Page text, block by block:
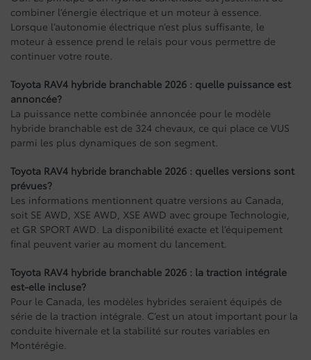
combiner l’énergie électrique et un moteur à essence.
Lorsque l’autonomie électrique n’est plus suffisante, le
moteur à essence prend le relais pour vous permettre de
continuer votre route.
Toyota RAV4 hybride branchable 2026 : quelle puissance est
annoncée?
La puissance nette combinée annoncée pour le modèle
hybride branchable est de 324 chevaux, ce qui place ce VUS
parmi les plus dynamiques de son segment.
Toyota RAV4 hybride branchable 2026 : quelles versions sont
prévues?
Les informations mentionnent quatre versions au Canada,
soit SE AWD, XSE AWD, XSE AWD avec groupe Technologie,
et GR SPORT AWD. La disponibilité exacte et l’équipement
final peuvent varier au moment du lancement.
Toyota RAV4 hybride branchable 2026 : la traction intégrale
est-elle incluse?
Pour le Canada, les modèles hybrides seraient équipés de
série de la traction intégrale. C’est un atout important pour la
conduite hivernale et la stabilité sur routes variables en
Montérégie.